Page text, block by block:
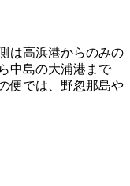
は高浜港からのみの
中島の大浦港まで
便では、野忽那島や